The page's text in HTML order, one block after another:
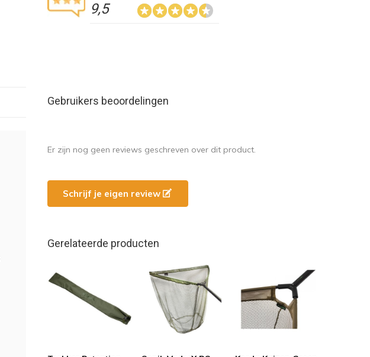
9,5
Gebruikers beoordelingen
Er zijn nog geen reviews geschreven over dit product.
Schrijf je eigen review
Gerelateerde producten